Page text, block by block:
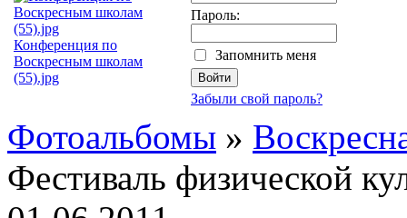
Конференция по
Воскресным школам
(55).jpg
Пароль:
Запомнить меня
Забыли свой пароль?
Фотоальбомы »
Фестиваль физической